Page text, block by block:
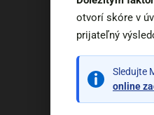
otvorí skóre v
prijateľný
Sledujte
online